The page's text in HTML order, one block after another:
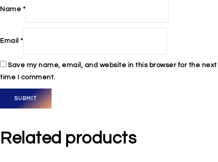
Name *
Email *
Save my name, email, and website in this browser for the next
time I comment.
Related products